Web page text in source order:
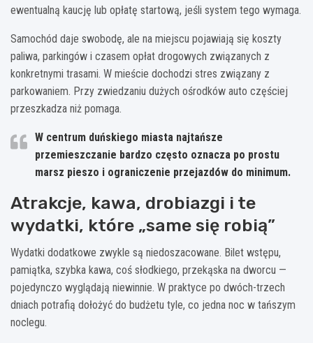
ewentualną kaucję lub opłatę startową, jeśli system tego wymaga.
Samochód daje swobodę, ale na miejscu pojawiają się koszty
paliwa, parkingów i czasem opłat drogowych związanych z
konkretnymi trasami. W mieście dochodzi stres związany z
parkowaniem. Przy zwiedzaniu dużych ośrodków auto częściej
przeszkadza niż pomaga.
W centrum duńskiego miasta najtańsze
przemieszczanie bardzo często oznacza po prostu
marsz pieszo i ograniczenie przejazdów do minimum.
Atrakcje, kawa, drobiazgi i te
wydatki, które „same się robią”
Wydatki dodatkowe zwykle są niedoszacowane. Bilet wstępu,
pamiątka, szybka kawa, coś słodkiego, przekąska na dworcu —
pojedynczo wyglądają niewinnie. W praktyce po dwóch-trzech
dniach potrafią dołożyć do budżetu tyle, co jedna noc w tańszym
noclegu.